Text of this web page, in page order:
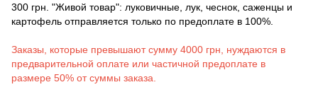
300 грн. "Живой товар": луковичные, лук, чеснок, саженцы и
картофель отправляется только по предоплате в 100%.
Заказы, которые превышают сумму 4000 грн, нуждаются в
предварительной оплате или частичной предоплате в
размере 50% от суммы заказа.